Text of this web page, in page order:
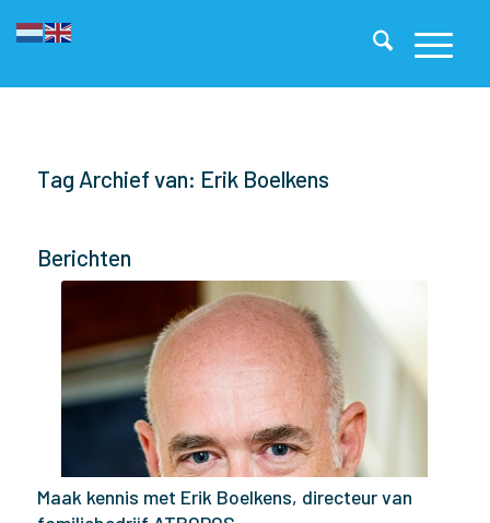
Tag Archief van: Erik Boelkens
Berichten
Maak kennis met Erik Boelkens, directeur van